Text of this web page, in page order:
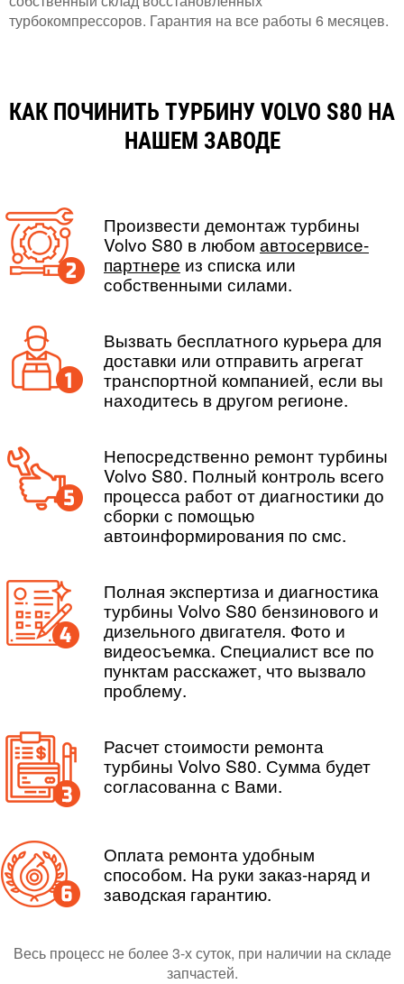
турбокомпрессоров. Гарантия на все работы 6 месяцев.
КАК ПОЧИНИТЬ ТУРБИНУ VOLVO S80 НА
НАШЕМ ЗАВОДЕ
Произвести демонтаж турбины
Volvo S80 в любом автосервисе-
партнере из списка или
собственными силами.
Вызвать бесплатного курьера для
доставки или отправить агрегат
транспортной компанией, если вы
находитесь в другом регионе.
Непосредственно ремонт турбины
Volvo S80. Полный контроль всего
процесса работ от диагностики до
сборки с помощью
автоинформирования по смс.
Полная экспертиза и диагностика
турбины Volvo S80 бензинового и
дизельного двигателя. Фото и
видеосъемка. Специалист все по
пунктам расскажет, что вызвало
проблему.
Расчет стоимости ремонта
турбины Volvo S80. Сумма будет
согласованна с Вами.
Оплата ремонта удобным
способом. На руки заказ-наряд и
заводская гарантию.
Весь процесс не более 3-х суток, при наличии на складе
запчастей.